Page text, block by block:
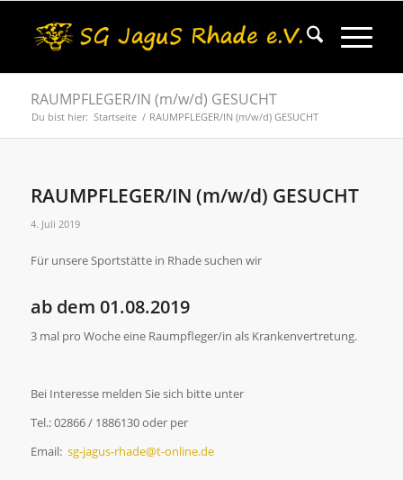
RAUMPFLEGER/IN (m/w/d) GESUCHT
Du bist hier: Startseite / RAUMPFLEGER/IN (m/w/d) GESUCHT
RAUMPFLEGER/IN (m/w/d) GESUCHT
4. Juli 2019
Für unsere Sportstätte in Rhade suchen wir
ab dem 01.08.2019
3 mal pro Woche eine Raumpfleger/in als Krankenvertretung.
Bei Interesse melden Sie sich bitte unter
Tel.: 02866 / 1886130 oder per
Email: sg-jagus-rhade@t-online.de